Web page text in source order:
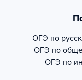
ОГЭ по
ОГЭ по
ОГЭ по